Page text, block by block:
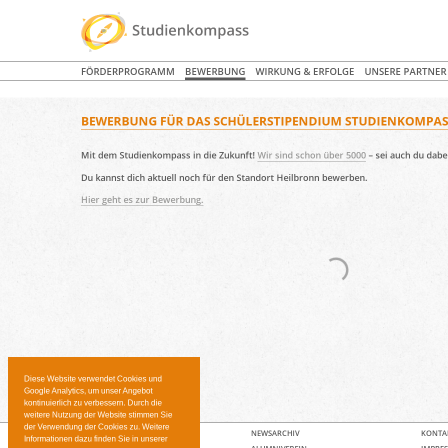
Diese Website verwendet Cookies und
Google Analytics, um unser Angebot
kontinuierlich zu verbessern. Durch die
weitere Nutzung der Website stimmen Sie
der Verwendung der Cookies zu. Weitere
Informationen dazu finden Sie in unserer
FÖRDERPROGRAMM BEWERBUNG WIRKUNG & ERFOLGE UNSERE PARTNER
BEWERBUNG FÜR DAS SCHÜLERSTIPENDIUM
Mit dem Studienkompass in die Zukunft! Wir sind schon über 5000 – sei auch du
Du kannst dich aktuell noch für den Standort Heilbronn bewerben.
Hier geht es zur Bewerbung.
INSTAGRAM
NEWSARCHIV